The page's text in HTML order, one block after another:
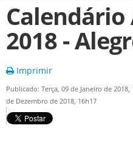
Calendário
2018 -
Imprimir
Publicado: Terça, 09 de Janeiro de 2018,
de Dezembro de 2018, 16h17